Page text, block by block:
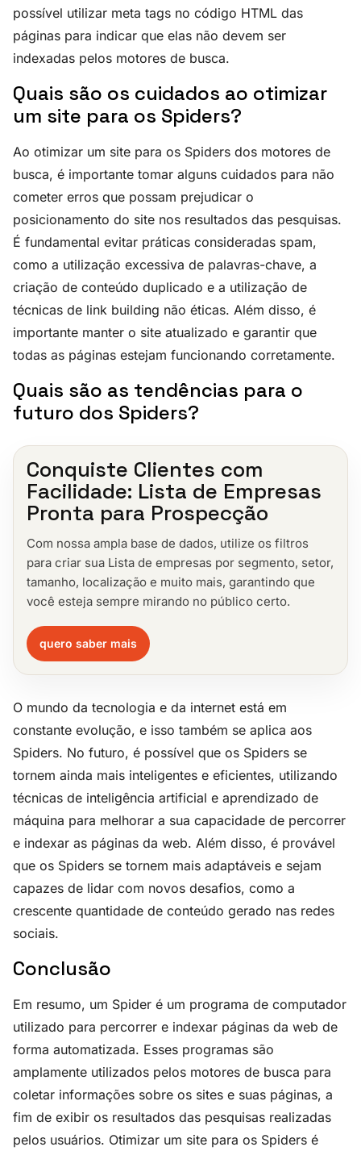
possível utilizar meta tags no código HTML das
páginas para indicar que elas não devem ser
indexadas pelos motores de busca.
Quais são os cuidados ao otimizar
um site para os Spiders?
Ao otimizar um site para os Spiders dos motores de
busca, é importante tomar alguns cuidados para não
cometer erros que possam prejudicar o
posicionamento do site nos resultados das pesquisas.
É fundamental evitar práticas consideradas spam,
como a utilização excessiva de palavras-chave, a
criação de conteúdo duplicado e a utilização de
técnicas de link building não éticas. Além disso, é
importante manter o site atualizado e garantir que
todas as páginas estejam funcionando corretamente.
Quais são as tendências para o
futuro dos Spiders?
Conquiste Clientes com
Facilidade: Lista de Empresas
Pronta para Prospecção
Com nossa ampla base de dados, utilize os filtros
para criar sua Lista de empresas por segmento, setor,
tamanho, localização e muito mais, garantindo que
você esteja sempre mirando no público certo.
quero saber mais
O mundo da tecnologia e da internet está em
constante evolução, e isso também se aplica aos
Spiders. No futuro, é possível que os Spiders se
tornem ainda mais inteligentes e eficientes, utilizando
técnicas de inteligência artificial e aprendizado de
máquina para melhorar a sua capacidade de percorrer
e indexar as páginas da web. Além disso, é provável
que os Spiders se tornem mais adaptáveis e sejam
capazes de lidar com novos desafios, como a
crescente quantidade de conteúdo gerado nas redes
sociais.
Conclusão
Em resumo, um Spider é um programa de computador
utilizado para percorrer e indexar páginas da web de
forma automatizada. Esses programas são
amplamente utilizados pelos motores de busca para
coletar informações sobre os sites e suas páginas, a
fim de exibir os resultados das pesquisas realizadas
pelos usuários. Otimizar um site para os Spiders é